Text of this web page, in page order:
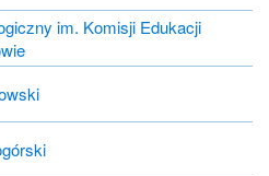
im. Komisji Edukacji